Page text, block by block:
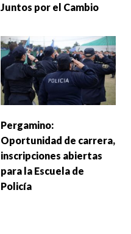
Juntos por el Cambio
Pergamino:
Oportunidad de carrera,
inscripciones abiertas
para la Escuela de
Policía